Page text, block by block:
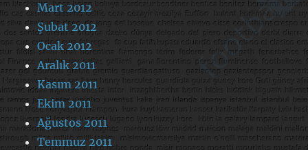
Mart 2012
Şubat 2012
Ocak 2012
Aralık 2011
Kasım 2011
Ekim 2011
Ağustos 2011
Temmuz 2011